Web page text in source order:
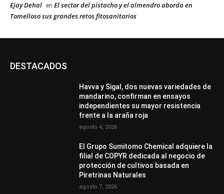
Ejay Dehal en El sector del pistacho y el almendro aborda en
Tomelloso sus grandes retos fitosanitarios
DESTACADOS
Havva y Sigal, dos nuevas variedades de
mandarino, confirman en ensayos
independientes su mayor resistencia
frente a la araña roja
agosto 4, 2026
El Grupo Sumitomo Chemical adquiere la
filial de COPYR dedicada al negocio de
protección de cultivos basada en
Piretrinas Naturales
agosto 7, 2026